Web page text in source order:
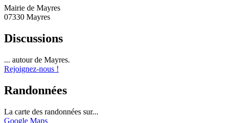
Mairie de Mayres
07330 Mayres
Discussions
... autour de Mayres.
Rejoignez-nous !
Randonnées
La carte des randonnées sur...
Google Maps